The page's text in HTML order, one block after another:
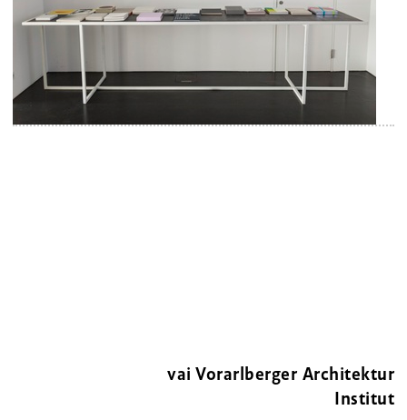
vai Vorarlberger Architektur
Institut